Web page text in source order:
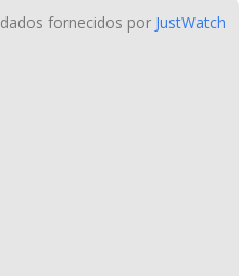
dados fornecidos por JustWatch